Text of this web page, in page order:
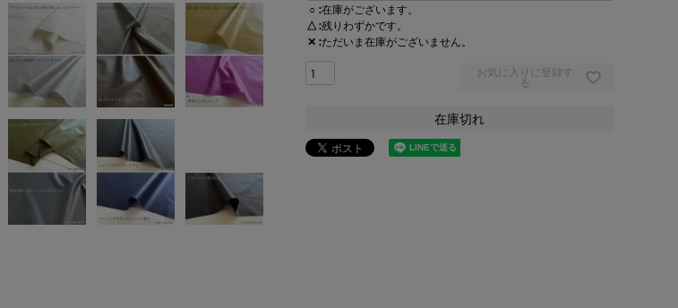
○ 在庫がございます。
△ 残りわずかです。
✕ ただいま在庫がございません。
お気に入りに登録す
る
在庫切れ